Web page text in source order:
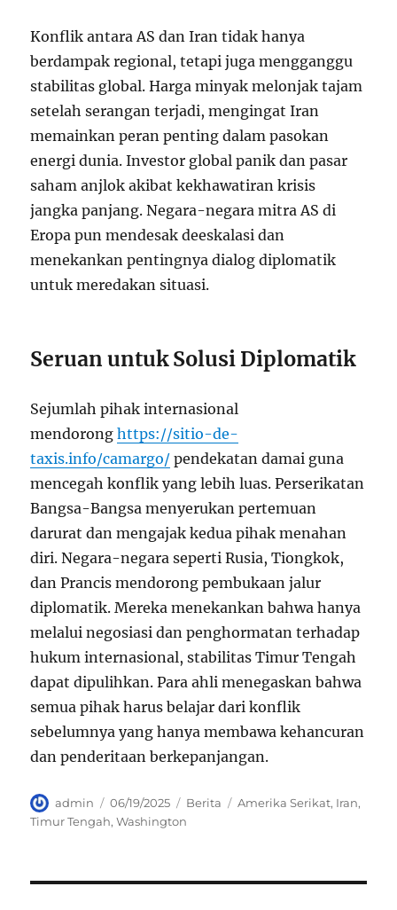
Konflik antara AS dan Iran tidak hanya
berdampak regional, tetapi juga mengganggu
stabilitas global. Harga minyak melonjak tajam
setelah serangan terjadi, mengingat Iran
memainkan peran penting dalam pasokan
energi dunia. Investor global panik dan pasar
saham anjlok akibat kekhawatiran krisis
jangka panjang. Negara-negara mitra AS di
Eropa pun mendesak deeskalasi dan
menekankan pentingnya dialog diplomatik
untuk meredakan situasi.
Seruan untuk Solusi Diplomatik
Sejumlah pihak internasional
mendoronghttps://sitio-de-
taxis.info/camargo/ pendekatan damai guna
mencegah konflik yang lebih luas. Perserikatan
Bangsa-Bangsa menyerukan pertemuan
darurat dan mengajak kedua pihak menahan
diri. Negara-negara seperti Rusia, Tiongkok,
dan Prancis mendorong pembukaan jalur
diplomatik. Mereka menekankan bahwa hanya
melalui negosiasi dan penghormatan terhadap
hukum internasional, stabilitas Timur Tengah
dapat dipulihkan. Para ahli menegaskan bahwa
semua pihak harus belajar dari konflik
sebelumnya yang hanya membawa kehancuran
dan penderitaan berkepanjangan.
Author
admin
Posted
on
06/19/2025 Categories
Berita Tags
Amerika Serikat, Iran,
Timur Tengah,Washington